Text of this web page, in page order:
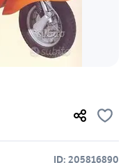
ID: 205816890